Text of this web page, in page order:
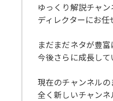
ゆっくり解説チャ
ディレクターにお任
まだまだネタが豊富
今後さらに成長して
現在のチャンネルの
全く新しいチャンネ